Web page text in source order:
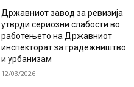
Државниот завод за ревизија
утврди сериозни слабости во
работењето на Државниот
инспекторат за градежништво
и урбанизам
12/03/2026